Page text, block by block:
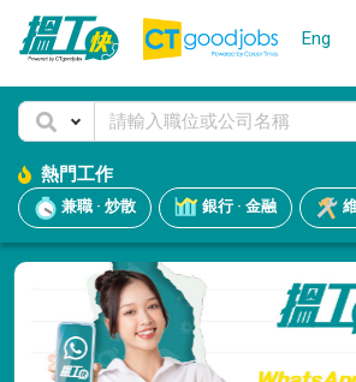
Eng
熱門工作
兼職 · 炒散 銀行 · 金融